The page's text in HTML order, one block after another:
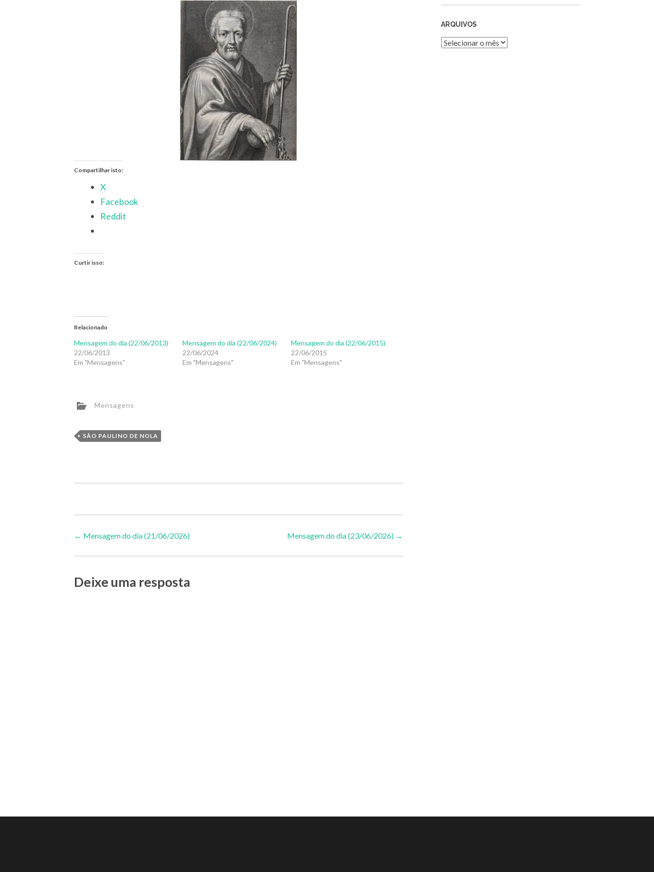
Compartilhar isto:
X
Facebook
Reddit
Curtir isso:
Relacionado
Mensagem do dia (22/06/2013)
22/06/2013
Em "Mensagens"
Mensagem do dia (22/06/2024)
22/06/2024
Em "Mensagens"
Mensagem do dia (22/06/2015)
22/06/2015
Em "Mensagens"
Mensagens
SÃO PAULINO DE NOLA
Navegação
Posts
← Mensagem do dia (21/06/2026) Mensagem do dia (23/06/2026) →
Deixe uma resposta
ARQUIVOS
Arquivos